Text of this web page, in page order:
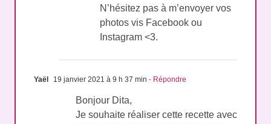
N’hésitez pas à m’envoyer vos
photos vis Facebook ou
Instagram <3.
Yaël 19 janvier 2021 à 9 h 37 min - Répondre
Bonjour Dita,
Je souhaite réaliser cette recette avec